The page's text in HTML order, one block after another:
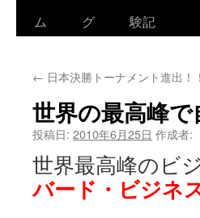
ン
ツ
へ
ム
グ
験記
← 日本決勝トーナメント進出！！
世界の最高峰で
投稿日: 2010年6月25日 作成者:
世界最高峰のビ
バード・ビジネ